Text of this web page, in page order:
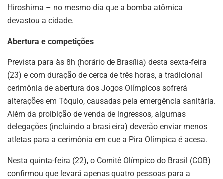
Hiroshima – no mesmo dia que a bomba atômica
devastou a cidade.
Abertura e competições
Prevista para às 8h (horário de Brasília) desta sexta-feira
(23) e com duração de cerca de três horas, a tradicional
cerimônia de abertura dos Jogos Olímpicos sofrerá
alterações em Tóquio, causadas pela emergência sanitária.
Além da proibição de venda de ingressos, algumas
delegações (incluindo a brasileira) deverão enviar menos
atletas para a cerimônia em que a Pira Olímpica é acesa.
Nesta quinta-feira (22), o Comitê Olímpico do Brasil (COB)
confirmou que levará apenas quatro pessoas para a